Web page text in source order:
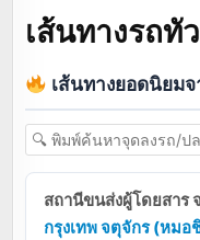
เส้นทางรถทั
เส้นทางยอดนิยมจ
สถานีขนส่งผู้โดยสาร
กรุงเทพ จตุจักร (หมอ